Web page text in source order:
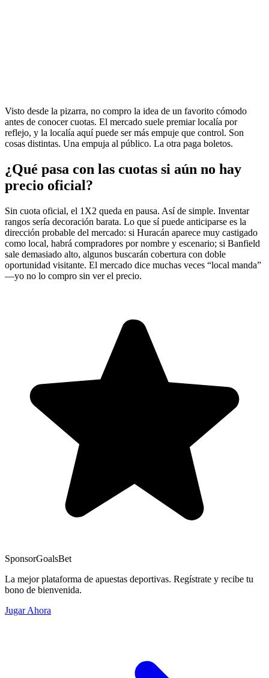
Visto desde la pizarra, no compro la idea de un favorito cómodo
antes de conocer cuotas. El mercado suele premiar localía por
reflejo, y la localía aquí puede ser más empuje que control. Son
cosas distintas. Una empuja al público. La otra paga boletos.
¿Qué pasa con las cuotas si aún no hay
precio oficial?
Sin cuota oficial, el 1X2 queda en pausa. Así de simple. Inventar
rangos sería decoración barata. Lo que sí puede anticiparse es la
dirección probable del mercado: si Huracán aparece muy castigado
como local, habrá compradores por nombre y escenario; si Banfield
sale demasiado alto, algunos buscarán cobertura con doble
oportunidad visitante. El mercado dice muchas veces “local manda”
—yo no lo compro sin ver el precio.
SponsorGoalsBet
La mejor plataforma de apuestas deportivas. Regístrate y recibe tu
bono de bienvenida.
Jugar Ahora